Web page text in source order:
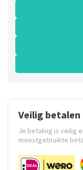
Veilig betalen
Je betaling is veilig
meestgebruikte